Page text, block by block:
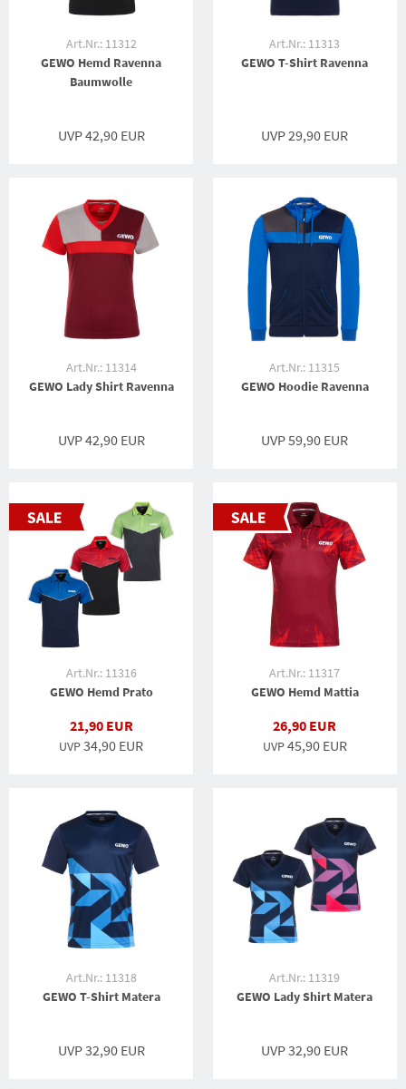
Art.Nr.: 11312
GEWO Hemd Ravenna
Baumwolle
UVP 42,90 EUR
Art.Nr.: 11313
GEWO T-Shirt Ravenna
UVP 29,90 EUR
Art.Nr.: 11314
GEWO Lady Shirt Ravenna
UVP 42,90 EUR
Art.Nr.: 11315
GEWO Hoodie Ravenna
UVP 59,90 EUR
Art.Nr.: 11316
GEWO Hemd Prato
21,90 EUR
UVP34,90 EUR
Art.Nr.: 11317
GEWO Hemd Mattia
26,90 EUR
UVP45,90 EUR
Art.Nr.: 11318
GEWO T-Shirt Matera
UVP 32,90 EUR
Art.Nr.: 11319
GEWO Lady Shirt Matera
UVP 32,90 EUR